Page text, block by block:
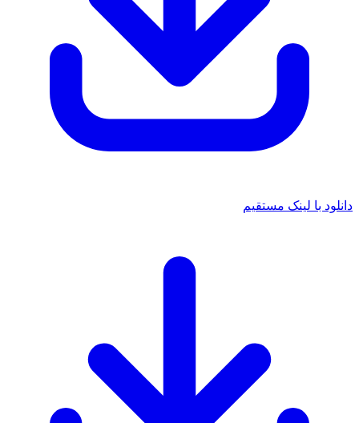
دانلود با لینک مستقیم